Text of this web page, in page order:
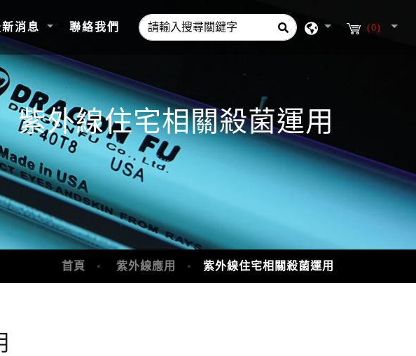
新消息 聯絡我們 (0)
紫外線住宅相關殺菌運用
首頁 紫外線應用 紫外線住宅相關殺菌運用